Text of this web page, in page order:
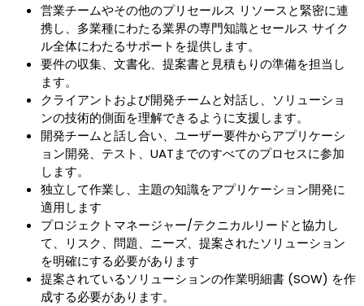
営業チームやその他のプリセールス リソースと緊密に連
携し、多業種にわたる業界の専門知識とセールス サイク
ル全体にわたるサポートを提供します。
要件の収集、文書化、提案書と見積もりの準備を担当し
ます。
クライアントおよび開発チームと対話し、ソリューショ
ンの技術的側面を理解できるように支援します。
開発チームと話し合い、ユーザー要件からアプリケーシ
ョン開発、テスト、UATまでのすべてのプロセスに参加
します。
独立して作業し、主題の知識をアプリケーション開発に
適用します
プロジェクトマネージャー/テクニカルリードと協力し
て、リスク、問題、ニーズ、提案されたソリューション
を明確にする必要があります
提案されているソリューションの作業明細書 (SOW) を作
成する必要があります。